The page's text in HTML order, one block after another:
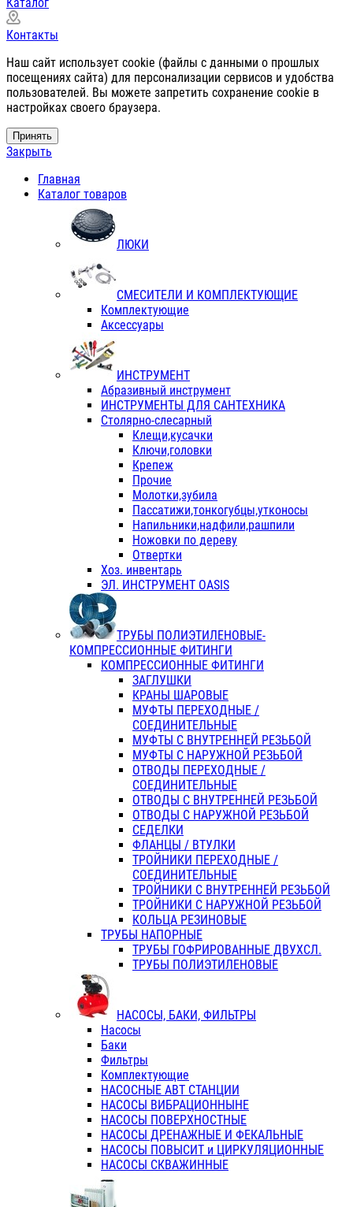
Контакты
Наш сайт использует cookie (файлы с данными о прошлых
посещениях сайта) для персонализации сервисов и удобства
пользователей. Вы можете запретить сохранение cookie в
настройках своего браузера.
Принять
Закрыть
Главная
Каталог товаров
ЛЮКИ
СМЕСИТЕЛИ И КОМПЛЕКТУЮЩИЕ
Комплектующие
Аксессуары
ИНСТРУМЕНТ
Абразивный инструмент
ИНСТРУМЕНТЫ ДЛЯ САНТЕХНИКА
Столярно-слесарный
Клещи,кусачки
Ключи,головки
Крепеж
Прочие
Молотки,зубила
Пассатижи,тонкогубцы,утконосы
Напильники,надфили,рашпили
Ножовки по дереву
Отвертки
Хоз. инвентарь
ЭЛ. ИНСТРУМЕНТ OASIS
ТРУБЫ ПОЛИЭТИЛЕНОВЫЕ-
КОМПРЕССИОННЫЕ ФИТИНГИ
КОМПРЕССИОННЫЕ ФИТИНГИ
ЗАГЛУШКИ
КРАНЫ ШАРОВЫЕ
МУФТЫ ПЕРЕХОДНЫЕ /
СОЕДИНИТЕЛЬНЫЕ
МУФТЫ С ВНУТРЕННЕЙ РЕЗЬБОЙ
МУФТЫ С НАРУЖНОЙ РЕЗЬБОЙ
ОТВОДЫ ПЕРЕХОДНЫЕ /
СОЕДИНИТЕЛЬНЫЕ
ОТВОДЫ С ВНУТРЕННЕЙ РЕЗЬБОЙ
ОТВОДЫ С НАРУЖНОЙ РЕЗЬБОЙ
СЕДЕЛКИ
ФЛАНЦЫ / ВТУЛКИ
ТРОЙНИКИ ПЕРЕХОДНЫЕ /
СОЕДИНИТЕЛЬНЫЕ
ТРОЙНИКИ С ВНУТРЕННЕЙ РЕЗЬБОЙ
ТРОЙНИКИ С НАРУЖНОЙ РЕЗЬБОЙ
КОЛЬЦА РЕЗИНОВЫЕ
ТРУБЫ НАПОРНЫЕ
ТРУБЫ ГОФРИРОВАННЫЕ ДВУХСЛ.
ТРУБЫ ПОЛИЭТИЛЕНОВЫЕ
НАСОСЫ, БАКИ, ФИЛЬТРЫ
Насосы
Баки
Фильтры
Комплектующие
НАСОСНЫЕ АВТ СТАНЦИИ
НАСОСЫ ВИБРАЦИОННЫНЕ
НАСОСЫ ПОВЕРХНОСТНЫЕ
НАСОСЫ ДРЕНАЖНЫЕ И ФЕКАЛЬНЫЕ
НАСОСЫ ПОВЫСИТ и ЦИРКУЛЯЦИОННЫЕ
НАСОСЫ СКВАЖИННЫЕ